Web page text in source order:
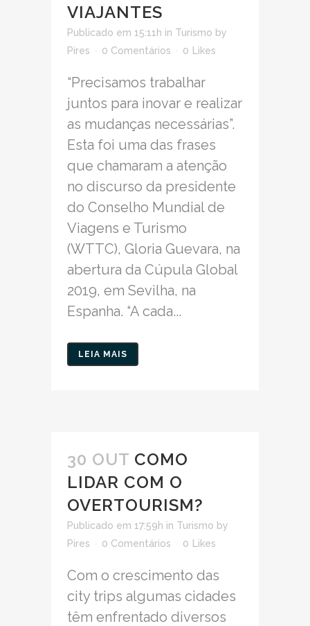
VIAJANTES
Publicado em 15:11h in Turismo by
Pires
0 Comentários 0 Likes
“Precisamos trabalhar
juntos para inovar e realizar
as mudanças necessárias”.
Esta foi uma das frases
que chamaram a atenção
no discurso da presidente
do Conselho Mundial de
Viagens e Turismo
(WTTC), Gloria Guevara, na
abertura da Cúpula Global
2019, em Sevilha, na
Espanha. “A cada...
LEIA MAIS
30 OUT COMO
LIDAR COM O
OVERTOURISM?
Publicado em 17:59h in Turismo by
Pires
0 Comentários 0 Likes
Com o crescimento das
city trips algumas cidades
têm enfrentado diversos